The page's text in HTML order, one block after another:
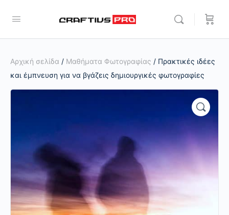
Αρχική σελίδα / Μαθήματα Φωτογραφίας / Πρακτικές ιδέες
και έμπνευση για να βγάζεις δημιουργικές φωτογραφίες